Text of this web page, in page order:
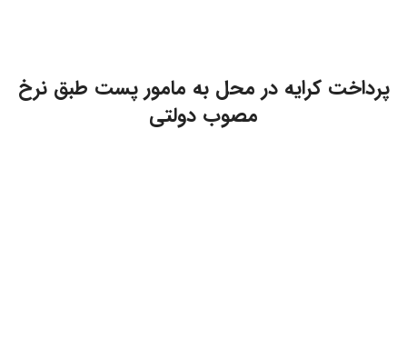
پرداخت کرایه در محل به مامور پست طبق نرخ
مصوب دولتی